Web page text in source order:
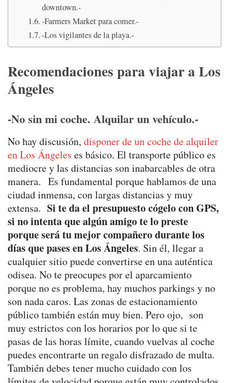
downtown.-
-Farmers Market para comer.-
-Los vigilantes de la playa.-
Recomendaciones para viajar a Los
Ángeles
-No sin mi coche. Alquilar un vehículo.-
No hay discusión, disponer de un coche de alquiler
en Los Ángeles es básico. El transporte público es
mediocre y las distancias son inabarcables de otra
manera. Es fundamental porque hablamos de una
ciudad inmensa, con largas distancias y muy
extensa. Si te da el presupuesto cógelo con GPS,
si no intenta que algún amigo te lo preste
porque será tu mejor compañerodurante los
días que pases en Los Ángeles. Sin él, llegar a
cualquier sitio puede convertirse en una auténtica
odisea. No te preocupes por el aparcamiento
porque no es problema, hay muchos parkings y no
son nada caros. Las zonas de estacionamiento
público también están muy bien. Pero ojo, son
muy estrictos con los horarios por lo que si te
pasas de las horas límite, cuando vuelvas al coche
puedes encontrarte un regalo disfrazado de multa.
También debes tener mucho cuidado con los